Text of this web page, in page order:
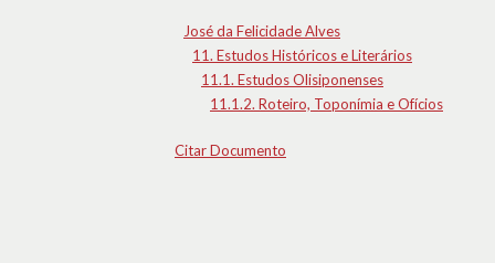
José da Felicidade Alves
11. Estudos Históricos e Literários
11.1. Estudos Olisiponenses
11.1.2. Roteiro, Toponímia e Ofícios
Citar Documento